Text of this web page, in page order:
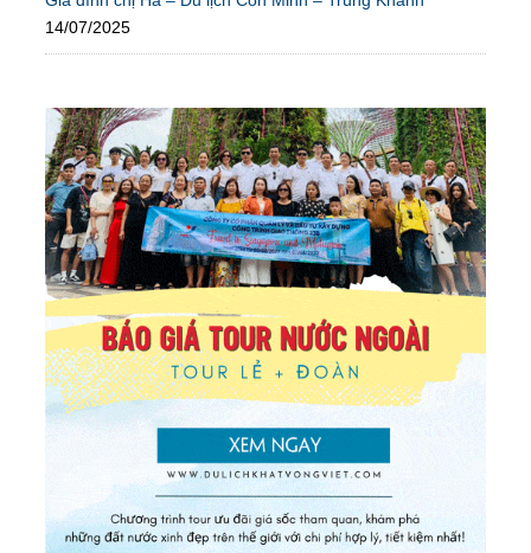
14/07/2025